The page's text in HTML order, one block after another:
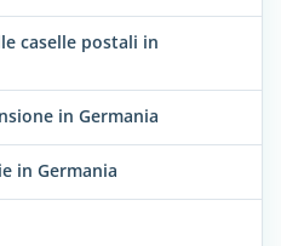
caselle postali in
in Germania
in Germania